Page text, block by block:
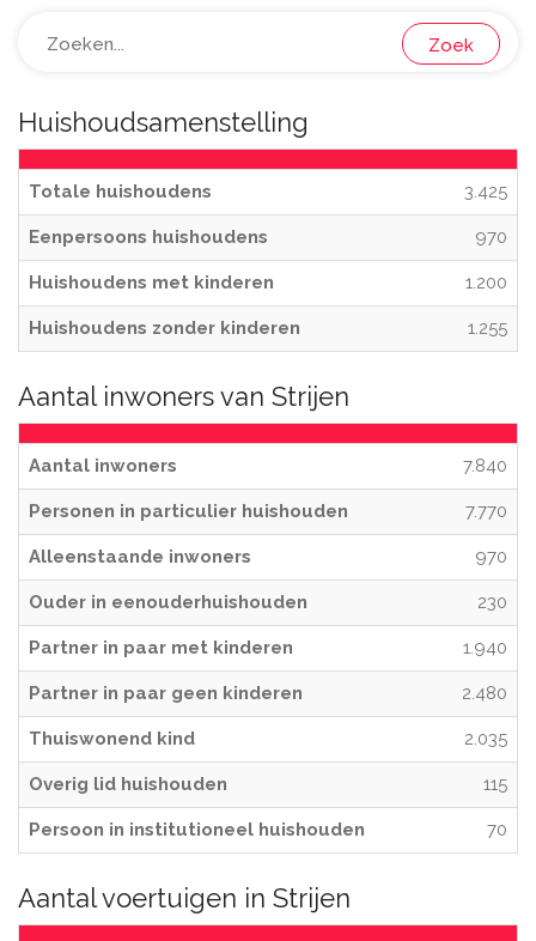
Zoek
Huishoudsamenstelling
Totale huishoudens 3.425
Eenpersoons huishoudens 970
Huishoudens met kinderen 1.200
Huishoudens zonder kinderen 1.255
Aantal inwoners van Strijen
Aantal inwoners 7.840
Personen in particulier huishouden 7.770
Alleenstaande inwoners 970
Ouder in eenouderhuishouden 230
Partner in paar met kinderen 1.940
Partner in paar geen kinderen 2.480
Thuiswonend kind 2.035
Overig lid huishouden 115
Persoon in institutioneel huishouden 70
Aantal voertuigen in Strijen